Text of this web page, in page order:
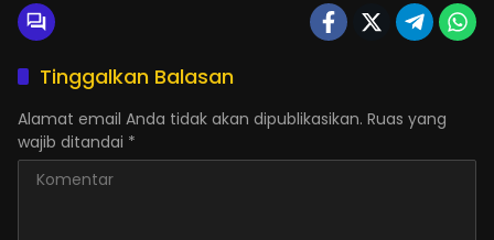
Tinggalkan Balasan
Alamat email Anda tidak akan dipublikasikan. Ruas yang
wajib ditandai *